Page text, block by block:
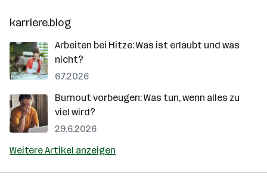
karriere.blog
Arbeiten bei Hitze: Was ist erlaubt und was
nicht?
6.7.2026
Burnout vorbeugen: Was tun, wenn alles zu
viel wird?
29.6.2026
Weitere Artikel anzeigen